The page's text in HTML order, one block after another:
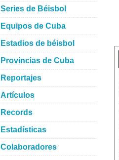
Series de Béisbol
Equipos de Cuba
Estadios de béisbol
Provincias de Cuba
Reportajes
Artículos
Records
Estadísticas
Colaboradores